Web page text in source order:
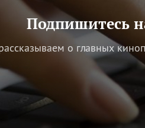
Подпишитесь
о главных